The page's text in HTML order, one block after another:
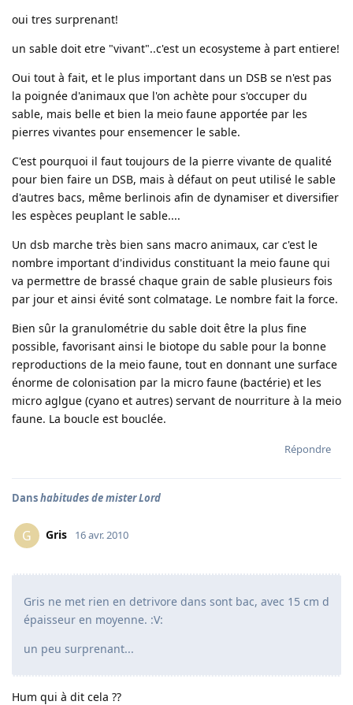
oui tres surprenant!
un sable doit etre "vivant"..c'est un ecosysteme à part entiere!
Oui tout à fait, et le plus important dans un DSB se n'est pas
la poignée d'animaux que l'on achète pour s'occuper du
sable, mais belle et bien la meio faune apportée par les
pierres vivantes pour ensemencer le sable.
C'est pourquoi il faut toujours de la pierre vivante de qualité
pour bien faire un DSB, mais à défaut on peut utilisé le sable
d'autres bacs, même berlinois afin de dynamiser et diversifier
les espèces peuplant le sable....
Un dsb marche très bien sans macro animaux, car c'est le
nombre important d'individus constituant la meio faune qui
va permettre de brassé chaque grain de sable plusieurs fois
par jour et ainsi évité sont colmatage. Le nombre fait la force.
Bien sûr la granulométrie du sable doit être la plus fine
possible, favorisant ainsi le biotope du sable pour la bonne
reproductions de la meio faune, tout en donnant une surface
énorme de colonisation par la micro faune (bactérie) et les
micro aglgue (cyano et autres) servant de nourriture à la meio
faune. La boucle est bouclée.
Répondre
Danshabitudes de mister Lord
G Gris 16 avr. 2010
Gris ne met rien en detrivore dans sont bac, avec 15 cm d
épaisseur en moyenne. :V:
un peu surprenant...
Hum qui à dit cela ??